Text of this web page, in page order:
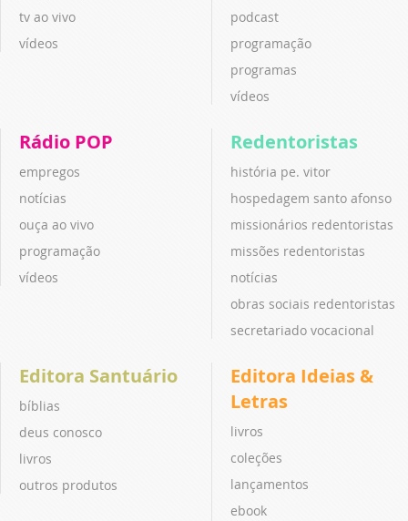
tv ao vivo
vídeos
podcast
programação
programas
vídeos
Rádio POP
empregos
notícias
ouça ao vivo
programação
vídeos
Redentoristas
história pe. vitor
hospedagem santo afonso
missionários redentoristas
missões redentoristas
notícias
obras sociais redentoristas
secretariado vocacional
Editora Santuário
bíblias
deus conosco
livros
outros produtos
Editora Ideias &
Letras
livros
coleções
lançamentos
ebook